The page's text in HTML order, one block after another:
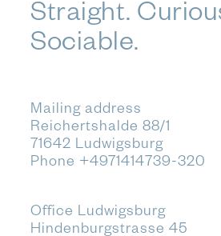
Straight.
Sociable.
Mailing address
Reichertshalde 88/1
71642 Ludwigsburg
Phone +4971414739-320
Office Ludwigsburg
Hindenburgstrasse 45